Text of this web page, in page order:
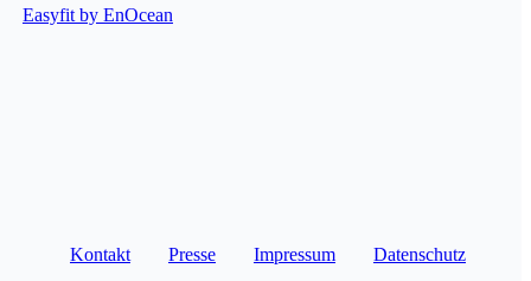
Easyfit by EnOcean
Kontakt Presse Impressum Datenschutz